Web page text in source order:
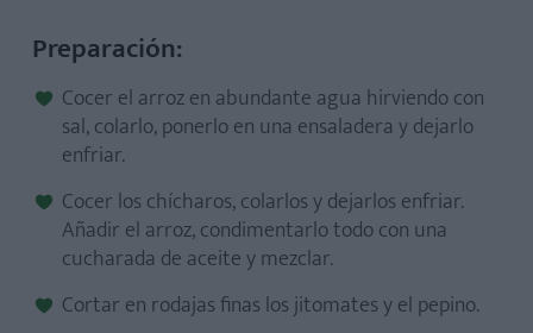
Preparación:
Cocer el arroz en abundante agua hirviendo con
sal, colarlo, ponerlo en una ensaladera y dejarlo
enfriar.
Cocer los chícharos, colarlos y dejarlos enfriar.
Añadir el arroz, condimentarlo todo con una
cucharada de aceite y mezclar.
Cortar en rodajas finas los jitomates y el pepino.